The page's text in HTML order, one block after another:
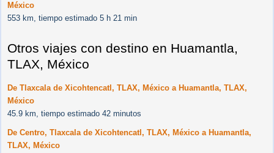
México
553 km, tiempo estimado 5 h 21 min
Otros viajes con destino en Huamantla,
TLAX, México
De Tlaxcala de Xicohtencatl, TLAX, México a Huamantla, TLAX,
México
45.9 km, tiempo estimado 42 minutos
De Centro, Tlaxcala de Xicohtencatl, TLAX, México a Huamantla,
TLAX, México